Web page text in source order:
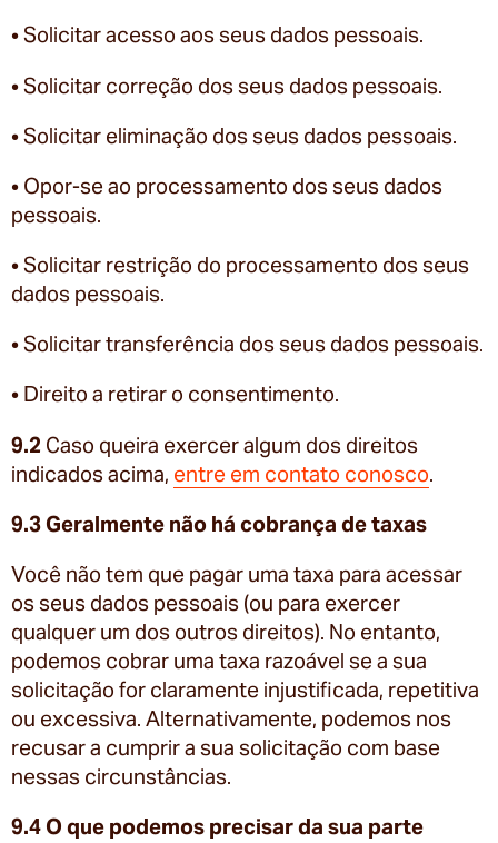
• Solicitar acesso aos seus dados pessoais.
• Solicitar correção dos seus dados pessoais.
• Solicitar eliminação dos seus dados pessoais.
• Opor-se ao processamento dos seus dados
pessoais.
• Solicitar restrição do processamento dos seus
dados pessoais.
• Solicitar transferência dos seus dados pessoais.
• Direito a retirar o consentimento.
9.2 Caso queira exercer algum dos direitos
indicados acima, entre em contato conosco.
9.3 Geralmente não há cobrança de taxas
Você não tem que pagar uma taxa para acessar
os seus dados pessoais (ou para exercer
qualquer um dos outros direitos). No entanto,
podemos cobrar uma taxa razoável se a sua
solicitação for claramente injustificada, repetitiva
ou excessiva. Alternativamente, podemos nos
recusar a cumprir a sua solicitação com base
nessas circunstâncias.
9.4 O que podemos precisar da sua parte